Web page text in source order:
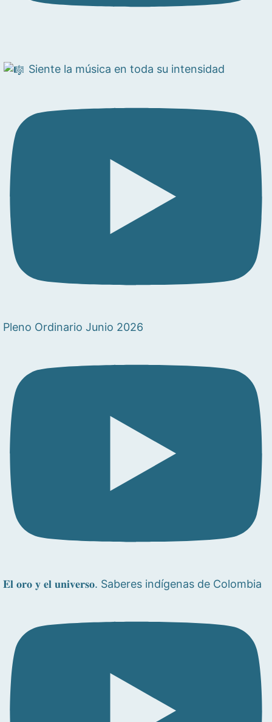
Siente la música en toda su intensidad
Pleno Ordinario Junio 2026
𝐄𝐥 𝐨𝐫𝐨 𝐲 𝐞𝐥 𝐮𝐧𝐢𝐯𝐞𝐫𝐬𝐨. Saberes indígenas de Colombia